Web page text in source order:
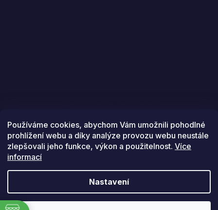
Používáme cookies, abychom Vám umožnili pohodlné
prohlížení webu a díky analýze provozu webu neustále
zlepšovali jeho funkce, výkon a použitelnost. Více
informací
Nastavení
Golfstars. Všechna práva vyhrazena.